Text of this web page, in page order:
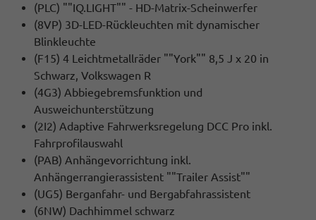
(PLC) ""IQ.LIGHT"" - HD-Matrix-Scheinwerfer
(8VP) 3D-LED-Rückleuchten mit dynamischer
Blinkleuchte
(F15) 4 Leichtmetallräder ""York"" 8,5 J x 20 in
Schwarz, Volkswagen R
(4G3) Abbiegebremsfunktion und
Ausweichunterstützung
(2I2) Adaptive Fahrwerksregelung DCC Pro inkl.
Fahrprofilauswahl
(PAB) Anhängevorrichtung inkl.
Anhängerrangierassistent ""Trailer Assist""
(UG5) Berganfahr- und Bergabfahrassistent
(6NW) Dachhimmel schwarz